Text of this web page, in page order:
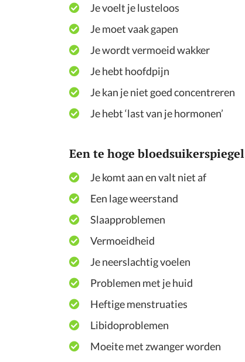
Je voelt je lusteloos
Je moet vaak gapen
Je wordt vermoeid wakker
Je hebt hoofdpijn
Je kan je niet goed concentreren
Je hebt ‘last van je hormonen’
Een te hoge bloedsuikerspiegel
Je komt aan en valt niet af
Een lage weerstand
Slaapproblemen
Vermoeidheid
Je neerslachtig voelen
Problemen met je huid
Heftige menstruaties
Libidoproblemen
Moeite met zwanger worden